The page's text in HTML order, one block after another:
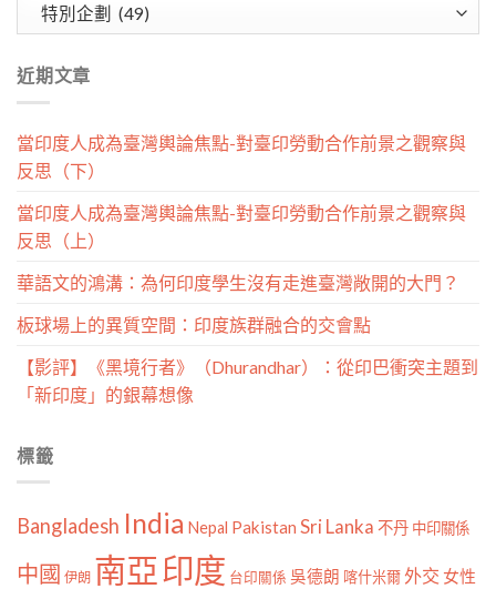
章
類
近期文章
當印度人成為臺灣輿論焦點-對臺印勞動合作前景之觀察與
反思（下）
當印度人成為臺灣輿論焦點-對臺印勞動合作前景之觀察與
反思（上）
華語文的鴻溝：為何印度學生沒有走進臺灣敞開的大門？
板球場上的異質空間：印度族群融合的交會點
【影評】《黑境行者》（Dhurandhar）：從印巴衝突主題到
「新印度」的銀幕想像
標籤
Bangladesh India Nepal Pakistan Sri Lanka 不丹 中印關係
中國 伊朗 南亞印度 台印關係 吳德朗 喀什米爾外交 女性